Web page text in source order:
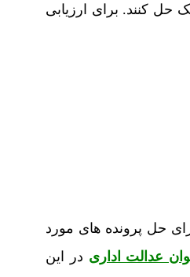
حل کنند. برای ارزیابی
حل پرونده های مورد
عدالت اداری در این